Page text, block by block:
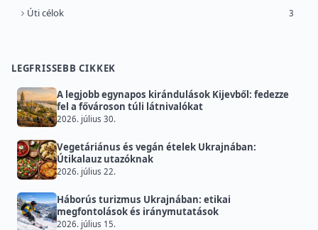
Úti célok 3
LEGFRISSEBB CIKKEK
A legjobb egynapos kirándulások Kijevből: fedezze
fel a fővároson túli látnivalókat
2026. július 30.
Vegetáriánus és vegán ételek Ukrajnában:
Útikalauz utazóknak
2026. július 22.
Háborús turizmus Ukrajnában: etikai
megfontolások és iránymutatások
2026. július 15.